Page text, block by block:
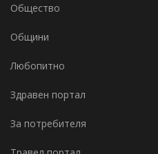
Общество
Общини
Любопитно
Здравен портал
За потребителя